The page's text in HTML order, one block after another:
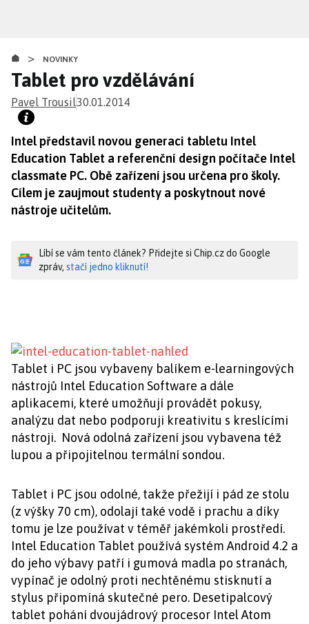
obsahu
> NOVINKY
Tablet pro vzdělávání
Pavel Trousil30.01.2014
Intel představil novou generaci tabletu Intel
Education Tablet a referenční design počítače Intel
classmate PC. Obě zařízení jsou určena pro školy.
Cílem je zaujmout studenty a poskytnout nové
nástroje učitelům.
Líbí se vám tento článek? Přidejte si Chip.cz do Google
zpráv, stačí jedno kliknutí!
Tablet i PC jsou vybaveny balíkem e-learningových
nástrojů Intel Education Software a dále
aplikacemi, které umožňují provádět pokusy,
analýzu dat nebo podporuji kreativitu s kreslícími
nástroji. Nová odolná zařízení jsou vybavena též
lupou a připojitelnou termální sondou.
Tablet i PC jsou odolné, takže přežijí i pád ze stolu
(z výšky 70 cm), odolají také vodě i prachu a díky
tomu je lze používat v téměř jakémkoli prostředí.
Intel Education Tablet používá systém Android 4.2 a
do jeho výbavy patří i gumová madla po stranách,
vypínač je odolný proti nechtěnému stisknutí a
stylus připomíná skutečné pero. Desetipalcový
tablet pohání dvoujádrový procesor Intel Atom